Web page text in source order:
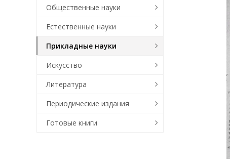
Общественные науки
Естественные науки
Прикладные науки
Искусство
Литература
Периодические издания
Готовые книги